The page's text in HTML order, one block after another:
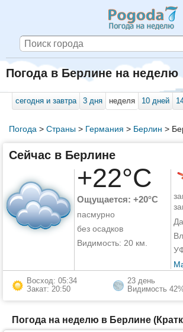
Погода в Берлине на неделю
сегодня и завтра 3 дня неделя 10 дней
Погода > Страны> Германия > Берлин >
Сейчас в Берлине
+22°C
Ощущается: +20°C
пасмурно
без осадков
Видимость: 20 км.
Восход: 05:34
Закат: 20:50
23 день
Видимость
Погода на неделю в Берлине